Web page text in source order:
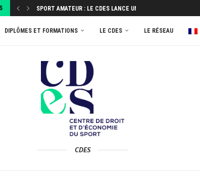
SPORT AMATEUR : LE CDES LANCE UNE ENQUÊTE...
DIPLÔMES ET FORMATIONS LE CDES LE RÉSEAU
CDES